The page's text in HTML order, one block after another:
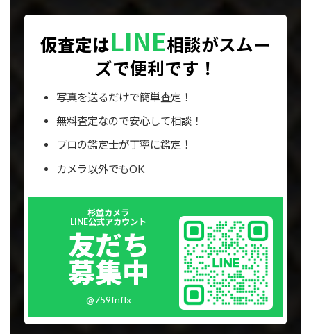
仮査定はLINE相談がスムー
ズで便利です！
写真を送るだけで簡単査定！
無料査定なので安心して相談！
プロの鑑定士が丁寧に鑑定！
カメラ以外でもOK
杉並カメラ
LINE公式アカウント
友だち
募集中
@759fnflx